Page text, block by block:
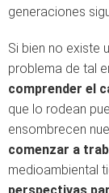
generaciones
Si bien no existe
problema de tal
comprender el
que lo rodean
ensombrecen
comenzar a
medioambiental